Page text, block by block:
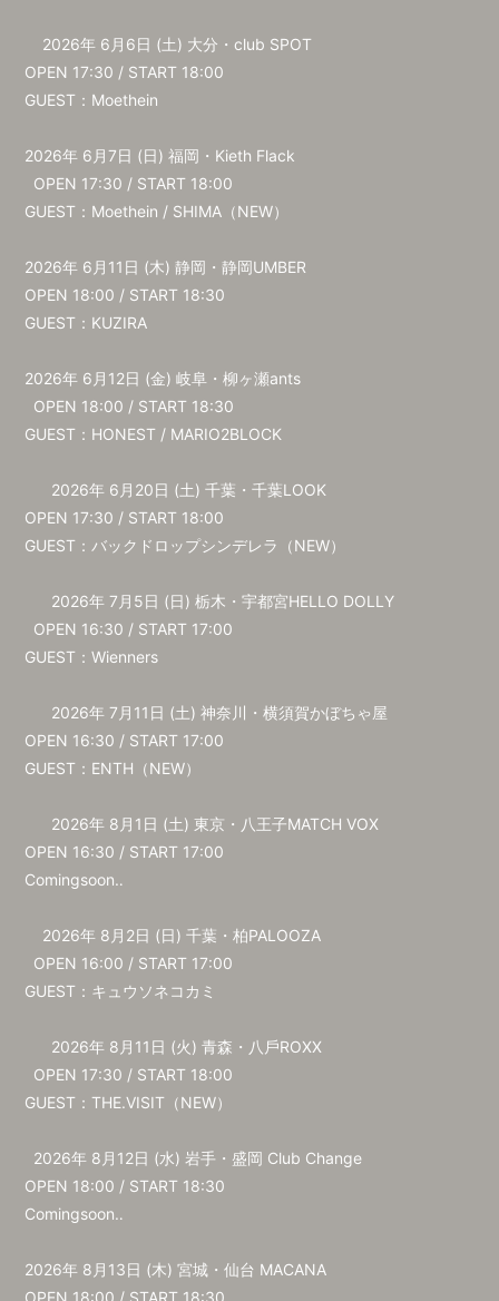
2026年 6⽉6⽇ (⼟) ⼤分・club SPOT
OPEN 17:30 / START 18:00
GUEST：Moethein
2026年 6⽉7⽇ (⽇) 福岡・Kieth Flack
OPEN 17:30 / START 18:00
GUEST：Moethein / SHIMA（NEW）
2026年 6⽉11⽇ (⽊) 静岡・静岡UMBER
OPEN 18:00 / START 18:30
GUEST：KUZIRA
2026年 6⽉12⽇ (⾦) 岐⾩・柳ヶ瀬ants
OPEN 18:00 / START 18:30
GUEST：HONEST / MARIO2BLOCK
2026年 6⽉20⽇ (⼟) 千葉・千葉LOOK
OPEN 17:30 / START 18:00
GUEST：バックドロップシンデレラ（NEW）
2026年 7⽉5⽇ (⽇) 栃⽊・宇都宮HELLO DOLLY
OPEN 16:30 / START 17:00
GUEST：Wienners
2026年 7⽉11⽇ (⼟) 神奈川・横須賀かぼちゃ屋
OPEN 16:30 / START 17:00
GUEST：ENTH（NEW）
2026年 8⽉1⽇ (⼟) 東京・⼋王⼦MATCH VOX
OPEN 16:30 / START 17:00
Comingsoon‥
2026年 8⽉2⽇ (⽇) 千葉・柏PALOOZA
OPEN 16:00 / START 17:00
GUEST：キュウソネコカミ
2026年 8⽉11⽇ (⽕) ⻘森・⼋⼾ROXX
OPEN 17:30 / START 18:00
GUEST：THE.VISIT（NEW）
2026年 8⽉12⽇ (⽔) 岩⼿・盛岡 Club Change
OPEN 18:00 / START 18:30
Comingsoon‥
2026年 8⽉13⽇ (⽊) 宮城・仙台 MACANA
OPEN 18:00 / START 18:30